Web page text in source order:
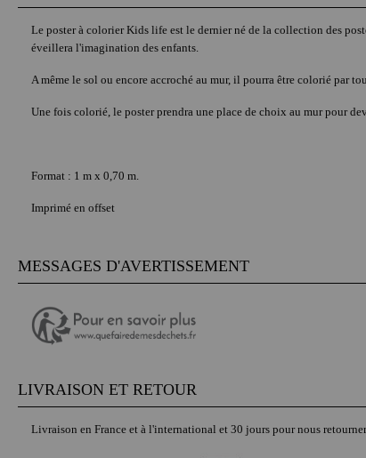
Le poster à colorier Kids life est le dernier né de la collection des
éveillera l'imagination des enfants.
A même le sol ou encore accroché au mur, il pourra être colorié par
Une fois colorié, le poster prendra une place de choix au mur pour
Format : 1 m x 0,70 m.
Imprimé en offset
MESSAGES D'AVERTISSEMENT
LIVRAISON ET RETOUR
Livraison en France et à l'international et 30 jours pour nous